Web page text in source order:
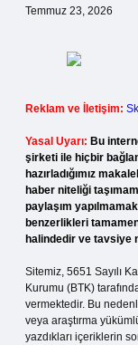
Temmuz 23, 2026
Reklam ve İletişim:
Yasal Uyarı: Bu
şirketi ile hiçbir
hazırladığımız
haber niteliği
paylaşım
benzerlikleri
halindedir ve tavsiye
Sitemiz, 5651 Sayılı
Kurumu (BTK)
vermektedir. Bu
veya araştırma
yazdıkları içeriklerin